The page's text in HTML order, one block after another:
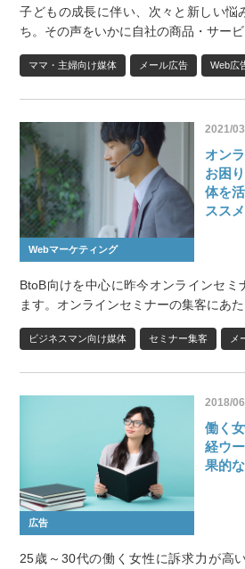
子どもの成長に伴い、次々と新しい悩
ち。その声をいかに自社の商品・サービ
ママ・主婦向け媒体 メール広告 Web広
Webマーケティング
2021/
オン
お困
体を
ススメ
BtoB向けを中心に昨今オンラインセミ
ます。オンラインセミナーの集客にあた
ビジネスマン向け媒体 セミナー集客 メ
広告
2018/
働く
経ウ
果的
25歳～30代の働く女性に訴求力が高